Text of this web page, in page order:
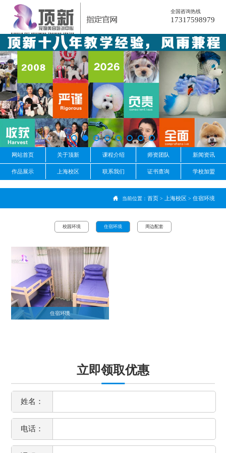
全国咨询热线
17317598979
网站首页 关于顶新 课程介绍 师资团队 新闻资讯
作品展示 上海校区 联系我们 证书查询 学校加盟
当前位置： 首页> 上海校区 > 住宿环境
校园环境 住宿环境 周边配套
住宿环境
立即领取优惠
姓名：
电话：